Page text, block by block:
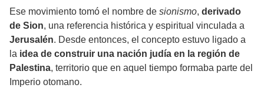
Ese movimiento tomó el nombre de sionismo, derivado
de Sion, una referencia histórica y espiritual vinculada a
Jerusalén. Desde entonces, el concepto estuvo ligado a
la idea de construir una nación judía en la región de
Palestina, territorio que en aquel tiempo formaba parte del
Imperio otomano.